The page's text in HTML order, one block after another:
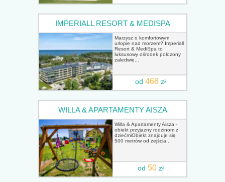
IMPERIALL RESORT & MEDISPA
Marzysz o komfortowym
urlopie nad morzem? Imperiall
Resort & MediSpa to
luksusowy ośrodek położony
zaledwie...
od468 zł
WILLA & APARTAMENTY AISZA
Willa & Apartamenty Aisza -
obiekt przyjazny rodzinom z
dziećmiObiekt znajduje się
500 metrów od zejścia...
od 50zł